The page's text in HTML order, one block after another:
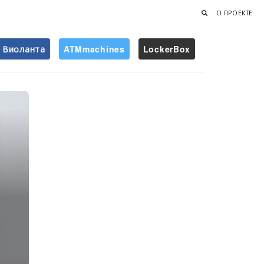
О ПРОЕКТЕ
Виоланта ATMmachines LockerBox